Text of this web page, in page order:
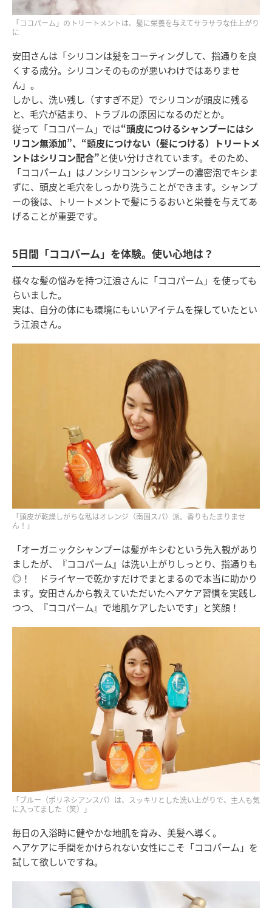
「ココパーム」のトリートメントは、髪に栄養を与えてサラサラな仕上がり
に
安田さんは「シリコンは髪をコーティングして、指通りを良
くする成分。シリコンそのものが悪いわけではありませ
ん」。
しかし、洗い残し（すすぎ不足）でシリコンが頭皮に残る
と、毛穴が詰まり、トラブルの原因になるのだとか。
従って「ココパーム」では“頭皮につけるシャンプーにはシ
リコン無添加”、“頭皮につけない（髪につける）トリートメ
ントはシリコン配合”と使い分けされています。そのため、
「ココパーム」はノンシリコンシャンプーの濃密泡でキシま
ずに、頭皮と毛穴をしっかり洗うことができます。シャンプ
ーの後は、トリートメントで髪にうるおいと栄養を与えてあ
げることが重要です。
5日間「ココパーム」を体験。使い心地は？
様々な髪の悩みを持つ江浪さんに「ココパーム」を使っても
らいました。
実は、自分の体にも環境にもいいアイテムを探していたとい
う江浪さん。
「頭皮が乾燥しがちな私はオレンジ（南国スパ）派。香りもたまりませ
ん！」
「オーガニックシャンプーは髪がキシむという先入観があり
ましたが、『ココパーム』は洗い上がりしっとり、指通りも
◎！ ドライヤーで乾かすだけでまとまるので本当に助かり
ます。安田さんから教えていただいたヘアケア習慣を実践し
つつ、『ココパーム』で地肌ケアしたいです」と笑顔！
「ブルー（ポリネシアンスパ）は、スッキリとした洗い上がりで、主人も気
に入ってました（笑）」
毎日の入浴時に健やかな地肌を育み、美髪へ導く。
ヘアケアに手間をかけられない女性にこそ「ココパーム」を
試して欲しいですね。